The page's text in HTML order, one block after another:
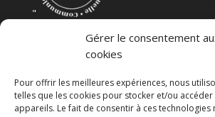
Gérer le consentement
cookies
Pour offrir les meilleures expériences, nous
telles que les cookies pour stocker et/ou
appareils. Le fait de consentir à ces
"